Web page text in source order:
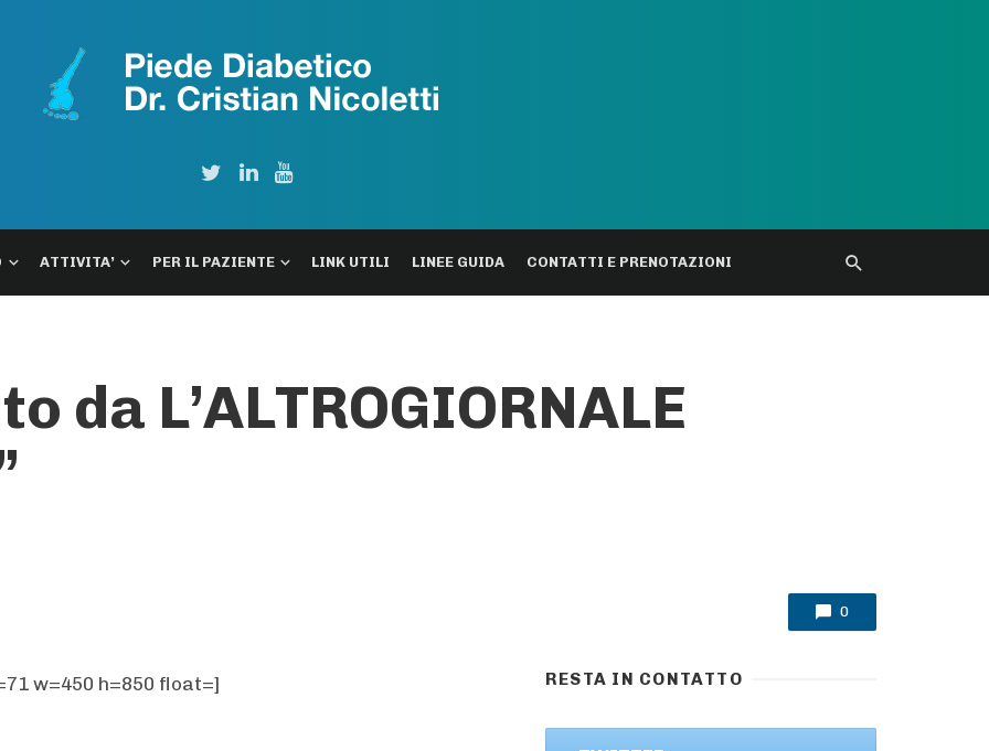
ATTIVITA’ PER IL PAZIENTE LINK UTILI LINEE GUIDA CONTATTI E PRENOTAZIONI
da L’ALTROGIORNALE
0
w=450 h=850 float=] RESTA IN CONTATTO